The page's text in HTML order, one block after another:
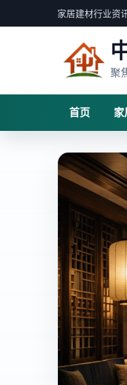
家居建材行业资
聚
首页 家